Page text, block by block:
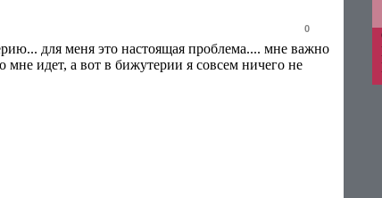
0
для меня это настоящая проблема.... мне важно
мне идет, а вот в бижутерии я совсем ничего не